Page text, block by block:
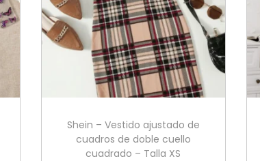
Shein – Vestido ajustado de
cuadros de doble cuello
cuadrado – Talla XS